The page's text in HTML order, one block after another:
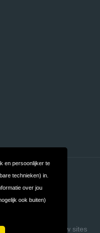
en persoonlijker te
technieken) in.
over jou
ook buiten)
Privacy
FAQ
Build review sites